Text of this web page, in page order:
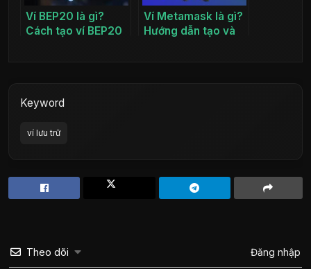
Ví BEP20 là gì?
Cách tạo ví BEP20
Ví Metamask là gì?
Hướng dẫn tạo và
Keyword
ví lưu trữ
Theo dõi Đăng nhập